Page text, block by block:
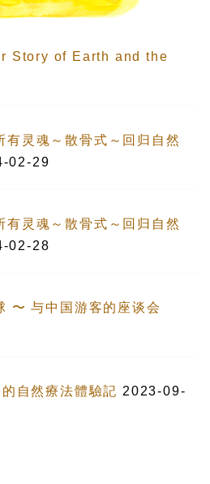
Story of Earth and the
有灵魂～散骨式～回归自然
02-29
有灵魂～散骨式～回归自然
02-28
〜 与中国游客的座谈会
自然療法體驗記 2023-09-